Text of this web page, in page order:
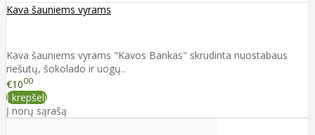
Kava šauniems vyrams
Kava šauniems vyrams "Kavos Bankas" skrudinta nuostabaus
riešutų, šokolado ir uogų..
€1000
Į krepšelį
Į norų sąrašą